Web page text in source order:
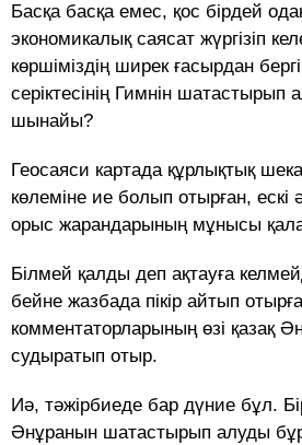
Басқа басқа емес, қос бірдей
экономикалық саясат жүргізіп
көршіміздің ширек ғасырдан
серіктесінің Гимнін
шынайы?
Геосаяси картада құрлықтық
көлеміне ие болып отырған, ескі
орыс жарандарының мұнысы
Білмей қалды деп ақтауға
бейне жазбада пікір айтып
комментаторларының өзі қазақ
судыратып отыр.
Иә, тәжірбиеде бар дүние бұл.
Әнұранын шатастырып алуды